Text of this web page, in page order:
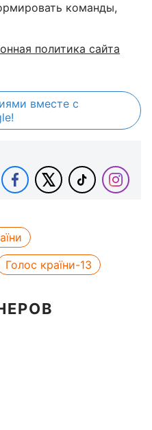
команды,
политика сайта
вместе с
Голос країни-13